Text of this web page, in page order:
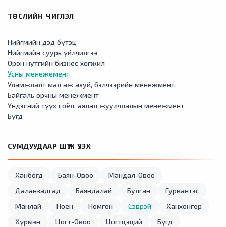
ТӨСЛИЙН ЧИГЛЭЛ
Нийгмийн дэд бүтэц
Нийгмийн суурь үйлчилгээ
Орон нутгийн бизнес хөгжил
Усны менежемент
Уламжлалт мал аж ахуй, бэлчээрийн менежмент
Байгаль орчны менежмент
Үндэсний түүх соёл, аялал жуулчлалын менежмент
Бүгд
СУМДУУДААР ШҮҮЖ ҮЗЭХ
Ханбогд Баян-Овоо
Мандал-Овоо
Даланзадгад
Баяндалай Булган
Гурвантэс
Манлай
Ноён Номгон Сэврэй
Ханхонгор
Хүрмэн
Цогт-Овоо Цогтцэций Бүгд